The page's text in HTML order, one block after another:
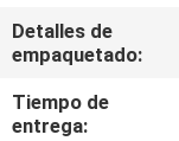
CONTROL
CALIDAD
Detalles de
empaquetado:
Tiempo de
entrega: